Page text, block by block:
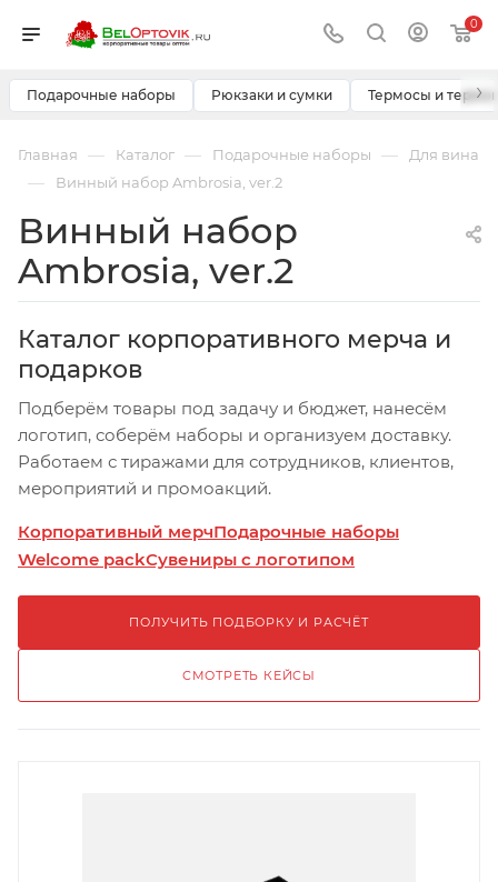
0
Подарочные наборы Рюкзаки и сумки Термосы и ›
Главная — Каталог — Подарочные наборы — Для вина
— Винный набор Ambrosia, ver.2
Винный набор
Ambrosia, ver.2
Каталог корпоративного мерча и
подарков
Подберём товары под задачу и бюджет, нанесём
логотип, соберём наборы и организуем доставку.
Работаем с тиражами для сотрудников, клиентов,
мероприятий и промоакций.
Корпоративный мерчПодарочные наборы
Welcome packСувениры с логотипом
ПОЛУЧИТЬ ПОДБОРКУ И РАСЧЁТ
СМОТРЕТЬ КЕЙСЫ